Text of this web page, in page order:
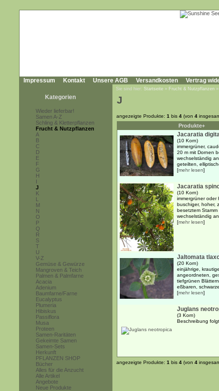
Impressum Kontakt Unsere AGB Versandkosten Vertrag
Kategorien
Wieder lieferbar!
Samen A-Z
Schling & Kletterpflanzen
Frucht & Nutzpflanzen
A
B
C
D
E
F
G
H
I
J
K
L
M
N
O
P
Q
R
S
T
U
V-Z
Gemüse & Gewürze
Mangroven & Teich
Palmen & Palmfarne
Acacia
Adenium
Baumfarne/Farne
Eucalyptus
Plumeria
Hibiskus
Passiflora
Musa
Proteen
Samen-Raritäten
Gekeimte Samen
Samen-Sets
Herkunft
PFLANZEN SHOP
Bücher
Alles für die Anzucht
Alle Artikel
Angebote
Neue Produkte
Sie sind hier: Startseite » Frucht & Nutzpflanzen
J
angezeigte Produkte: 1 bis 4 (von 4
Produkte+
Jacaratia
(10 Korn)
immergrüner,
20 m mit Dornen
wechselständig
geteilten,
[mehr lesen]
Jacaratia
(10 Korn)
immergrüner oder
buschiger, hoher,
besetztem
wechselständig
[mehr lesen]
Jaltomata
(20 Korn)
einjährige,
angeordneten,
tiefgrünen
eßbaren,
[mehr lesen]
Juglans
(3 Korn)
Beschreibung
angezeigte Produkte: 1 bis 4 (von 4